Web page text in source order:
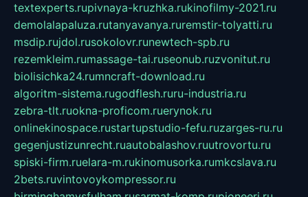
textexperts.rupivnaya-kruzhka.rukinofilmy-2021.ru
demolalapaluza.rutanyavanya.ruremstir-tolyatti.ru
msdip.rujdol.rusokolovr.runewtech-spb.ru
rezemkleim.rumassage-tai.ruseonub.ruzvonitut.ru
biolisichka24.rumncraft-download.ru
algoritm-sistema.rugodflesh.ruru-industria.ru
zebra-tlt.ruokna-proficom.ruerynok.ru
onlinekinospace.rustartupstudio-fefu.ruzarges-ru.ru
gegenjustizunrecht.ruautobalashov.ruutrovortu.ru
spiski-firm.ruelara-m.rukinomusorka.rumkcslava.ru
2bets.ruvintovoykompressor.ru